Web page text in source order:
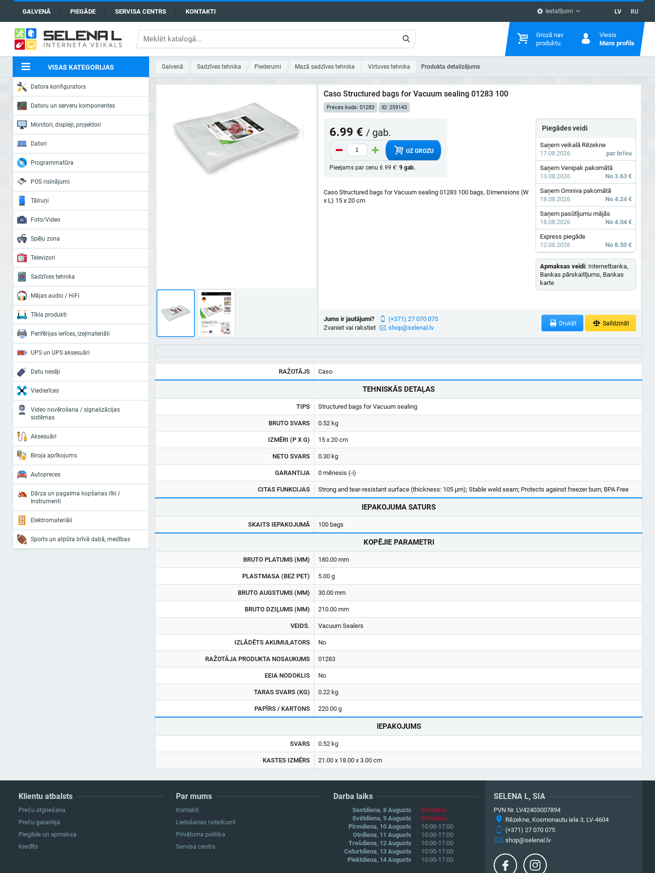
GALVENĀ PIEGĀDE SERVISA CENTRS KONTAKTI Iestatījumi LV RU
Grozā nav
produktu.
Viesis
Mans profils
VISAS KATEGORIJAS Galvenā Sadzīves tehnika Piederumi Mazā sadzīves tehnika Virtuves tehnika Produkta detalizējums
Datora konfigurators
Datoru un serveru komponentes
Monitori, displeji, projektori
Datori
Programmatūra
POS risinājumi
Tālruņi
Foto/Video
Spēļu zona
Televizori
Sadzīves tehnika
Mājas audio / HiFi
Tīkla produkti
Perifērijas ierīces, izejmateriāli
UPS un UPS aksesuāri
Datu nesēji
Viedierīces
Video novērošana / signalizācijas
sistēmas
Aksesuāri
Biroja aprīkojums
Autopreces
Dārza un pagalma kopšanas rīki /
Instrumenti
Elektromateriāli
Sports un atpūta brīvā dabā, medības
Caso Structured bags for Vacuum sealing 01283 100
Preces kods: 01283 ID: 259143
6.99 € / gab.
UZ GROZU
Pieejams par cenu 6.99 €: 9 gab.
Caso Structured bags for Vacuum sealing 01283 100 bags, Dimensions (W
x L) 15 x 20 cm
Piegādes veidi
Saņem veikalā Rēzekne
17.08.2026
par brīvu
Saņem Venipak pakomātā
13.08.2026
No 3.63 €
Saņem Omniva pakomātā
18.08.2026
No 4.24 €
Saņem pasūtījumu mājās
18.08.2026
No 4.04 €
Express piegāde
12.08.2026
No 8.50 €
Apmaksas veidi: Internetbanka,
Bankas pārskaitījums, Bankas
karte
Jums ir jautājumi?
Zvaniet vai rakstiet
(+371) 27 070 075
shop@selenal.lv
Drukāt Salīdzināt
RAŽOTĀJS Caso
TEHNISKĀS DETAĻAS
TIPS Structured bags for Vacuum sealing
BRUTO SVARS 0.52 kg
IZMĒRI (P X G) 15 x 20 cm
NETO SVARS 0.30 kg
GARANTIJA 0 mēnesis (-i)
CITAS FUNKCIJAS Strong and tear-resistant surface (thickness: 105 μm); Stable weld seam; Protects against freezer burn; BPA Free
IEPAKOJUMA SATURS
SKAITS IEPAKOJUMĀ 100 bags
KOPĒJIE PARAMETRI
BRUTO PLATUMS (MM) 180.00 mm
PLASTMASA (BEZ PET) 5.00 g
BRUTO AUGSTUMS (MM) 30.00 mm
BRUTO DZIĻUMS (MM) 210.00 mm
VEIDS. Vacuum Sealers
IZLĀDĒTS AKUMULATORS No
RAŽOTĀJA PRODUKTA NOSAUKUMS 01283
EEIA NODOKLIS No
TARAS SVARS (KG) 0.22 kg
PAPĪRS / KARTONS 220.00 g
IEPAKOJUMS
SVARS 0.52 kg
KASTES IZMĒRS 21.00 x 18.00 x 3.00 cm
Klientu atbalsts
Preču atgriešana
Preču garantija
Piegāde un apmaksa
Kredīts
Par mums
Kontakti
Lietošanas noteikumi
Privātuma politika
Servisa centrs
Darba laiks
Sestdiena, 8 Augusts
Brīvdiena
Svētdiena, 9 Augusts
Brīvdiena
Pirmdiena, 10 Augusts
10:00-17:00
Otrdiena, 11 Augusts
10:00-17:00
Trešdiena, 12 Augusts
10:00-17:00
Ceturtdiena, 13 Augusts
10:00-17:00
Piektdiena, 14 Augusts
10:00-17:00
SELENA L, SIA
PVN Nr. LV42403007894
Rēzekne, Kosmonautu iela 3, LV-4604
(+371) 27 070 075
shop@selenal.lv